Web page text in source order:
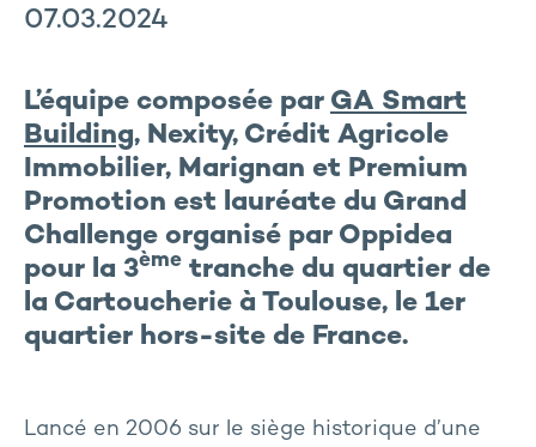
07.03.2024
L’équipe composée par GA Smart
Building, Nexity, Crédit Agricole
Immobilier, Marignan et Premium
Promotion est lauréate du Grand
Challenge organisé par Oppidea
pour la 3ème tranche du quartier de
la Cartoucherie à Toulouse, le 1er
quartier hors-site de France.
Lancé en 2006 sur le siège historique d’une